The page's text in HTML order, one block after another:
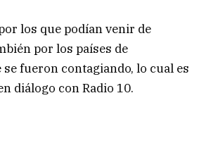
los que podían venir de
por los países de
se fueron contagiando, lo cual es
diálogo con Radio 10.